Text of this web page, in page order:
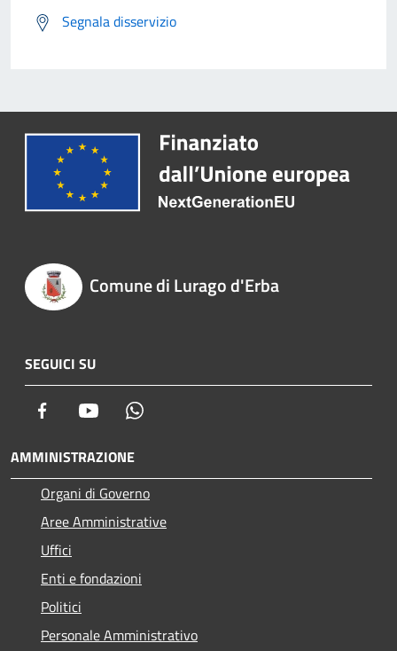
Segnala disservizio
Comune di Lurago d'Erba
SEGUICI SU
Facebook Youtube
AMMINISTRAZIONE
Organi di Governo
Aree Amministrative
Uffici
Enti e fondazioni
Politici
Personale Amministrativo